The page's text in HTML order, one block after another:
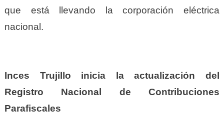
que está llevando la corporación eléctrica
nacional.
Inces Trujillo inicia la actualización del
Registro Nacional de Contribuciones
Parafiscales